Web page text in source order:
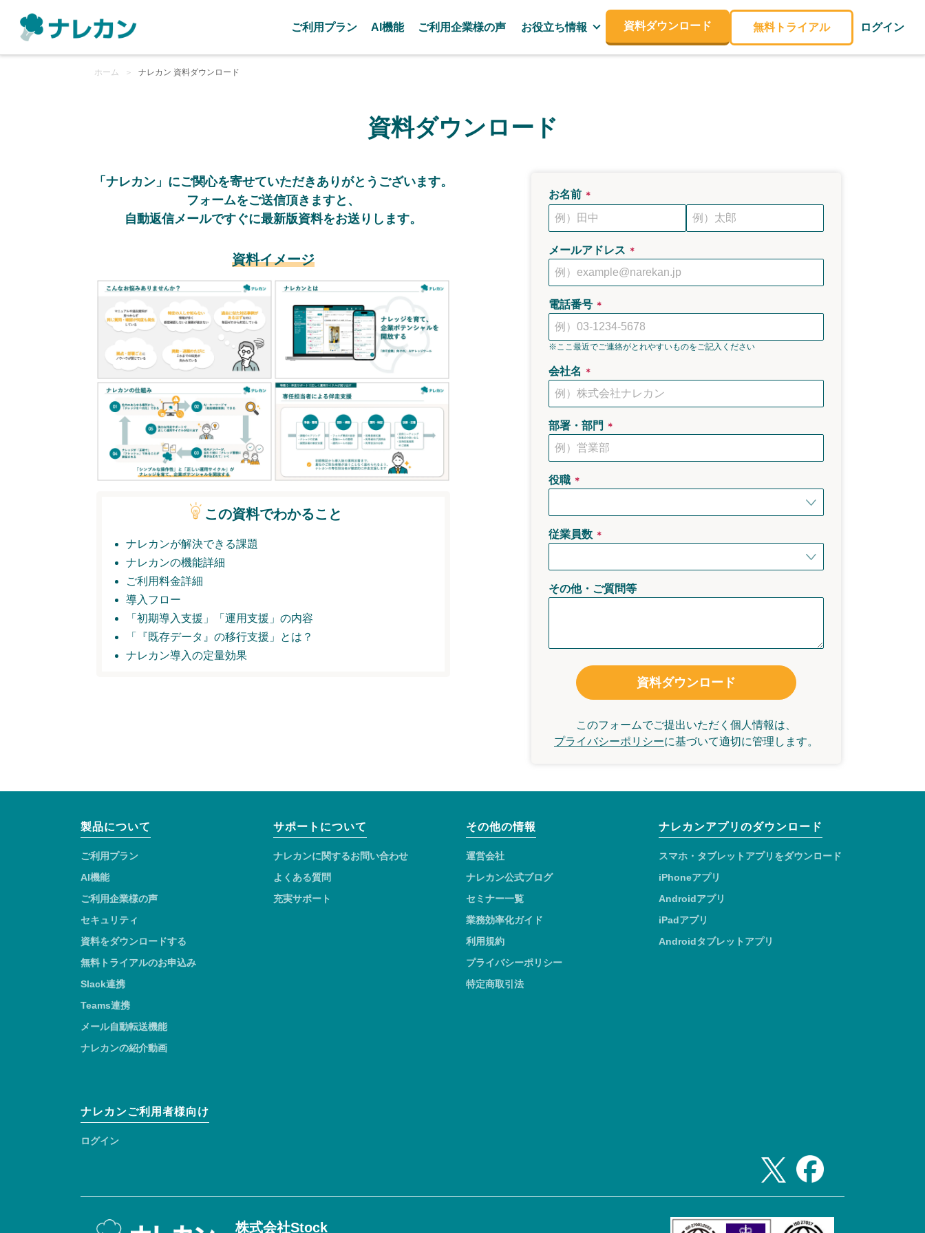
ご利用プラン AI機能 ご利用企業様の声 お役立ち情報 資料ダウンロード 無料トライアル ログイン
ホーム ＞ ナレカン 資料ダウンロード
資料ダウンロード
「ナレカン」にご関心を寄せていただき ありがとうございます。
フォームをご送信頂きますと、
自動返信メールですぐに最新版資料をお送りします。
資料イメージ
この資料でわかること
ナレカンが解決できる課題
ナレカンの機能詳細
ご利用料金詳細
導入フロー
「初期導入支援」
「運用支援」の内容
「『既存データ』の移行支援」とは？
ナレカン導入の定量効果
お名前 ＊
メールアドレス ＊
電話番号 ＊
※ここ最近でご連絡がとれやすいものをご記入ください
会社名 ＊
部署・部門 ＊
役職 ＊
従業員数 ＊
その他・ご質問等
資料ダウンロード
このフォームでご提出いただく個人情報は、
プライバシーポリシーに基づいて適切に管理します。
製品について
ご利用プラン
AI機能
ご利用企業様の声
セキュリティ
資料をダウンロードする
無料トライアルのお申込み
Slack連携
Teams連携
メール自動転送機能
ナレカンの紹介動画
サポートについて
ナレカンに関するお問い合わせ
よくある質問
充実サポート
その他の情報
運営会社
ナレカン公式ブログ
セミナー一覧
業務効率化ガイド
利用規約
プライバシーポリシー
特定商取引法
ナレカンアプリのダウンロード
スマホ・タブレットアプリをダウンロード
iPhoneアプリ
Androidアプリ
iPadアプリ
Androidタブレットアプリ
ナレカンご利用者様向け
ログイン
株式会社Stock